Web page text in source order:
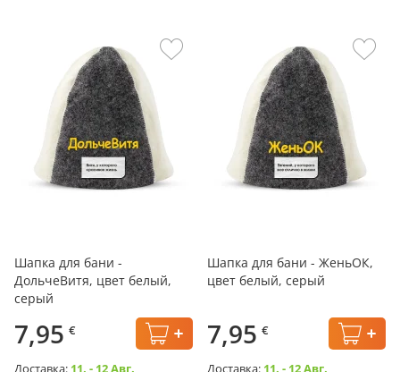
Шапка для бани -
ДольчеВитя, цвет белый,
серый
7,95 €
Доставка: 11. - 12 Авг.
Шапка для бани - ЖеньОК,
цвет белый, серый
7,95 €
Доставка: 11. - 12 Авг.